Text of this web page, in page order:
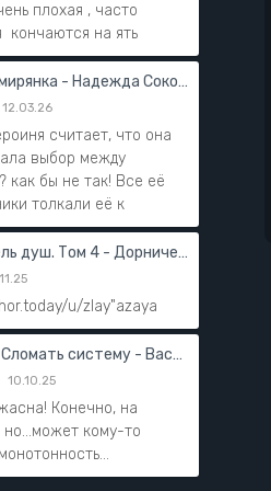
плохая , часто
кончаются на ять
Леди-иномирянка - Надежда Соколова
12.03.26
считает, что она
выбор между
как бы не так! Все её
толкали её к
Пожиратель душ. Том 4 - Дорничев Дмитрий
u/zlay"azaya
S-T-I-K-S. Сломать систему - Василий Мушинский
10.10.25
Конечно, на
кому-то